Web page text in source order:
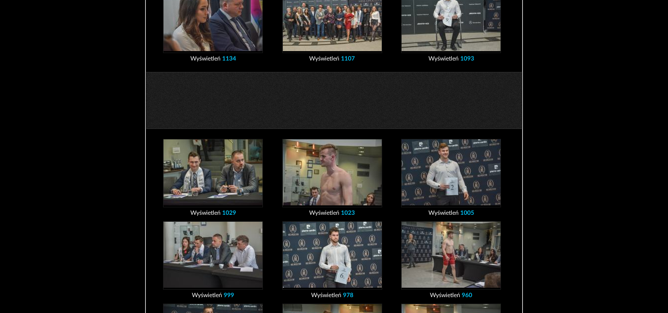
Wyświetleń 1134 Wyświetleń 1107 Wyświetleń 1093
Wyświetleń 1029 Wyświetleń 1023 Wyświetleń 1005
Wyświetleń999 Wyświetleń 978 Wyświetleń960